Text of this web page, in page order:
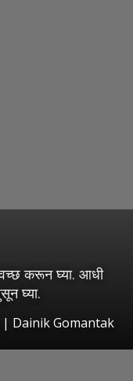
करून घ्या. आधी
घ्या.
Dainik Gomantak